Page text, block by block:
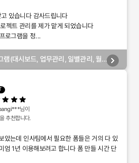
있습니다 감사드립니다
젝트 관리를 제가 맡게 되었습니다
로그램을 정...
램(대시보드, 업무관리, 일별관리, 월
님이
추천합니다.
았는데 인사팀에서 필요한 폼들은 거의 다 있
엄 1년 이용해보려고 합니다 폼 만들 시간 단